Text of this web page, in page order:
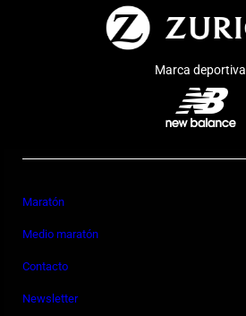
Marca deportiva
Maratón
Medio maratón
Contacto
Newsletter